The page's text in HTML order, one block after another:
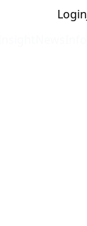
Login